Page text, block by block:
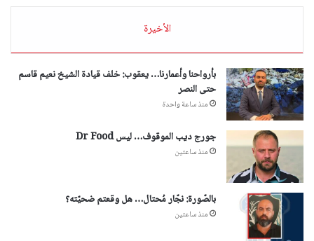
الأخيرة
بأرواحنا وأعمارنا… يعقوب: خلف قيادة الشيخ نعيم قاسم
حتى النصر
منذ ساعة واحدة
جورج ديب الموقوف… ليس Dr Food
منذ ساعتين
بالصّورة: نجّار مُحتال… هل وقعتم ضحيّته؟
منذ ساعتين